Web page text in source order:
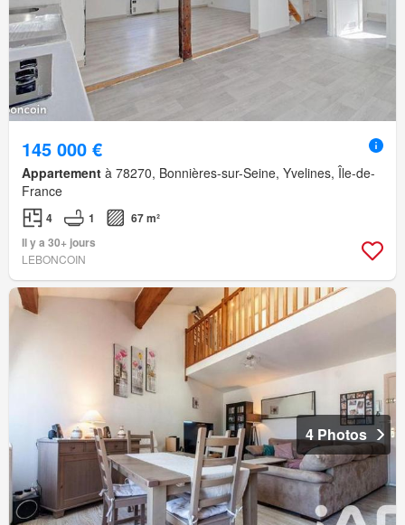
145 000 €
Appartement à 78270, Bonnières-sur-Seine, Yvelines, Île-de-
France
4 1
67 m²
Il y a 30+ jours
LEBONCOIN
4 Photos